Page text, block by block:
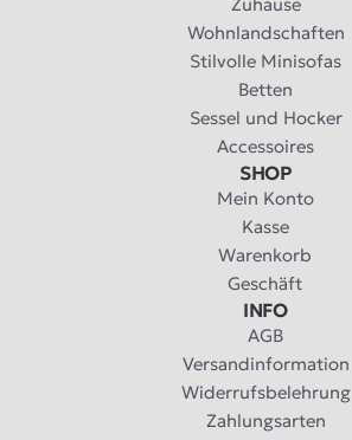
Wohnlandschaften
Stilvolle Minisofas
Betten
Sessel und Hocker
Accessoires
SHOP
Mein Konto
Kasse
Warenkorb
Geschäft
INFO
AGB
Versandinformation
Widerrufsbelehrung
Zahlungsarten